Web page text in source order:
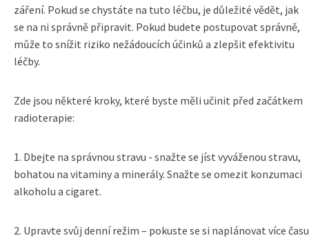
záření. Pokud se chystáte na tuto léčbu, je důležité vědět, jak
se na ni správně připravit. Pokud budete postupovat správně,
může to snížit riziko nežádoucích účinků a zlepšit efektivitu
léčby.
Zde jsou některé kroky, které byste měli učinit před začátkem
radioterapie:
1. Dbejte na správnou stravu - snažte se jíst vyváženou stravu,
bohatou na vitaminy a minerály. Snažte se omezit konzumaci
alkoholu a cigaret.
2. Upravte svůj denní režim – pokuste se si naplánovat více času